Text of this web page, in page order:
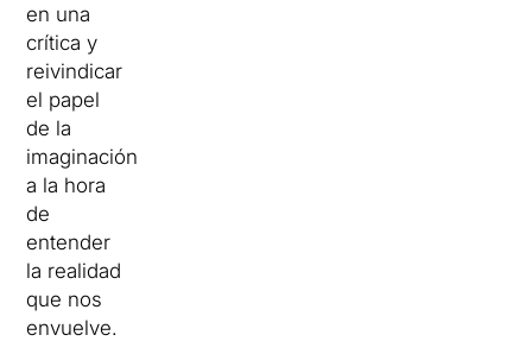
en una
crítica y
reivindicar
el papel
de la
imaginación
a la hora
de
entender
la realidad
que nos
envuelve.